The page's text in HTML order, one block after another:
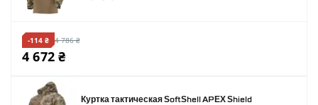
-114 ₴ 4 786 ₴
4 672 ₴
Куртка тактическая SoftShell APEX Shield